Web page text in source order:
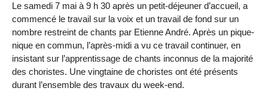
Le samedi 7 mai à 9 h 30 après un petit-déjeuner d’accueil, a
commencé le travail sur la voix et un travail de fond sur un
nombre restreint de chants par Etienne André. Après un pique-
nique en commun, l’après-midi a vu ce travail continuer, en
insistant sur l’apprentissage de chants inconnus de la majorité
des choristes. Une vingtaine de choristes ont été présents
durant l’ensemble des travaux du week-end.